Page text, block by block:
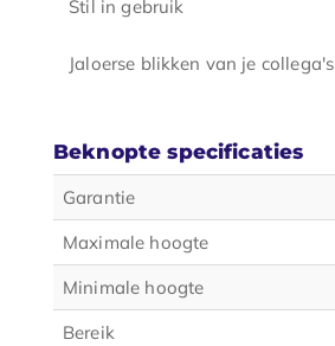
Stil in gebruik
Jaloerse blikken van je collega's
Beknopte specificaties
Garantie
Maximale hoogte
Minimale hoogte
Bereik